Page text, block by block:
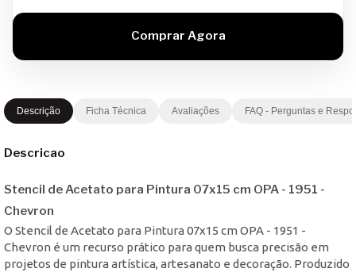
Descrição Ficha Técnica Avaliações FAQ - Perguntas e
Descricao
Stencil de Acetato para Pintura 07x15 cm OPA - 1951 -
Chevron
O Stencil de Acetato para Pintura 07x15 cm OPA - 1951 -
Chevron é um recurso prático para quem busca precisão em
projetos de pintura artística, artesanato e decoração. Produzido